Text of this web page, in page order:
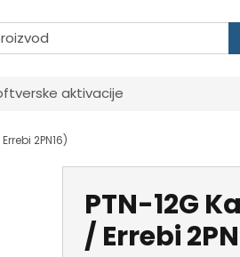
aktivacije
2PN16)
PTN-12G
/ Errebi